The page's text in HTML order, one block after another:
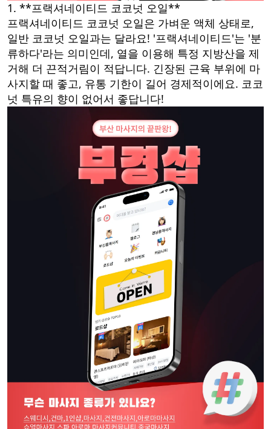
1. **프랙셔네이티드 코코넛 오일**
프랙셔네이티드 코코넛 오일은 가벼운 액체 상태로,
일반 코코넛 오일과는 달라요! '프랙셔네이티드'는 '분
류하다'라는 의미인데, 열을 이용해 특정 지방산을 제
거해 더 끈적거림이 적답니다. 긴장된 근육 부위에 마
사지할 때 좋고, 유통 기한이 길어 경제적이에요. 코코
넛 특유의 향이 없어서 좋답니다!